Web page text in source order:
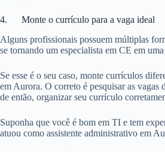
4. Monte o currículo para a vaga ideal
Alguns profissionais possuem múltiplas
se tornando um especialista em CE em
Se esse é o seu caso, monte currículos
em Aurora. O correto é pesquisar as vagas
de então, organizar seu currículo
Suponha que você é bom em TI e tem
atuou como assistente administrativo em